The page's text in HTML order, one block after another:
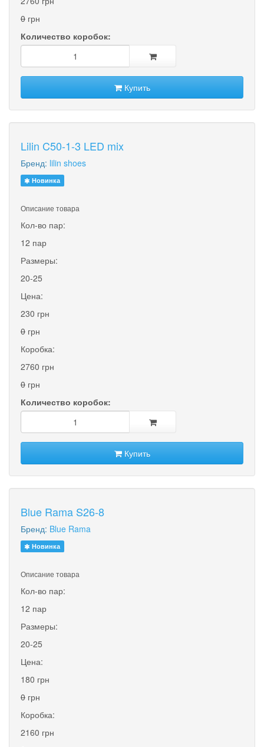
0 грн
Количество коробок:
Купить
Lilin C50-1-3 LED mix
Бренд: lilin shoes
Новинка
Описание товара
Кол-во пар:
12 пар
Размеры:
20-25
Цена:
230 грн
0 грн
Коробка:
2760 грн
0 грн
Количество коробок:
Купить
Blue Rama S26-8
Бренд: Blue Rama
Новинка
Описание товара
Кол-во пар:
12 пар
Размеры:
20-25
Цена:
180 грн
0 грн
Коробка:
2160 грн